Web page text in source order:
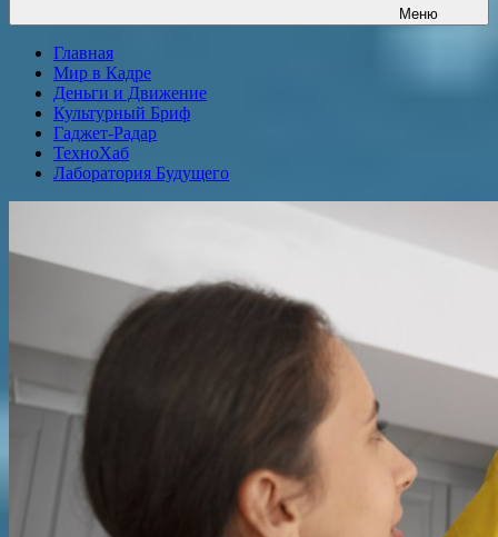
Меню
Главная
Мир в Кадре
Деньги и Движение
Культурный Бриф
Гаджет-Радар
ТехноХаб
Лаборатория Будущего